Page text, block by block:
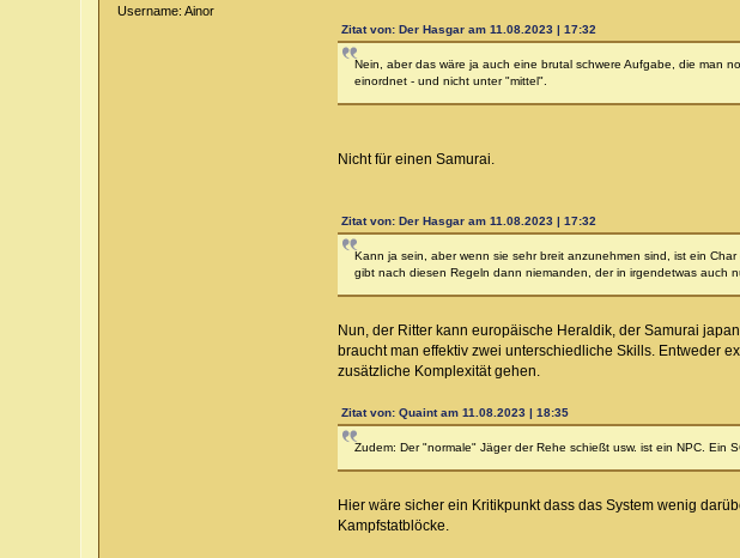
Username: Ainor
Zitat von: Der Hasgar am 11.08.2023 | 17:32
Nein, aber das wäre ja auch eine brutal schwere Aufgabe, die man
einordnet - und nicht unter "mittel".
Nicht für einen Samurai.
Zitat von: Der Hasgar am 11.08.2023 | 17:32
Kann ja sein, aber wenn sie sehr breit anzunehmen sind, ist ein
gibt nach diesen Regeln dann niemanden, der in irgendetwas auch
Nun, der Ritter kann europäische Heraldik, der Samurai
braucht man effektiv zwei unterschiedliche Skills. Entweder
zusätzliche Komplexität gehen.
Zitat von: Quaint am 11.08.2023 | 18:35
Zudem: Der "normale" Jäger der Rehe schießt usw. ist ein NPC. Ein
Hier wäre sicher ein Kritikpunkt dass das System wenig
Kampfstatblöcke.